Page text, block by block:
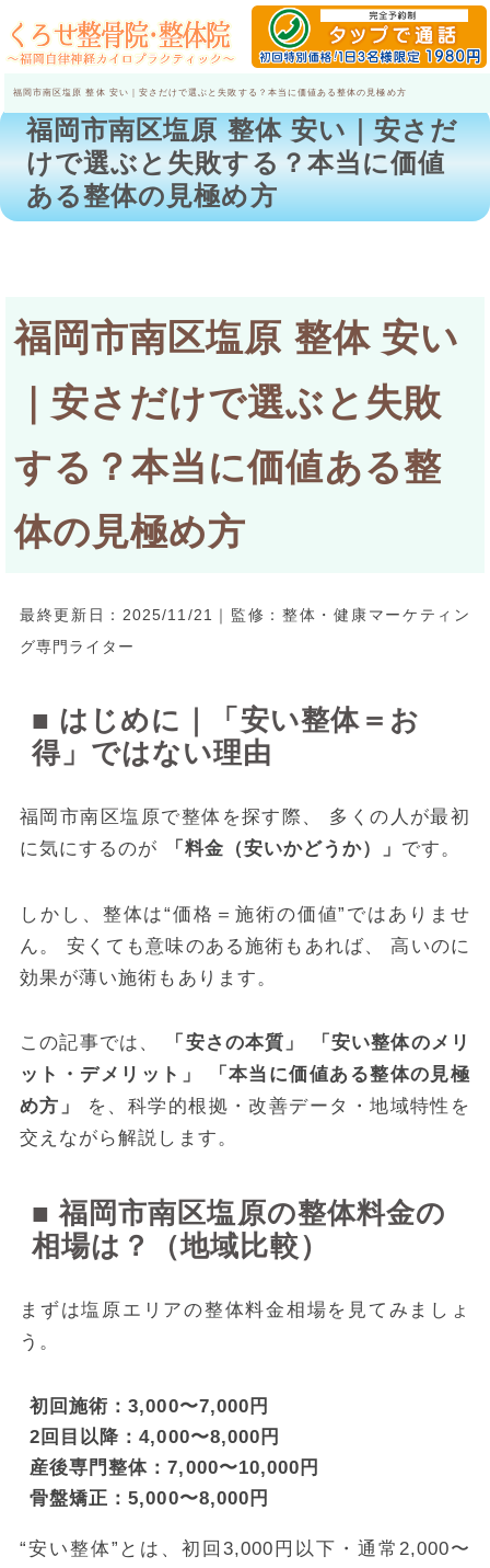
福岡市南区塩原 整体 安い｜安さだけで選ぶと失敗する？本当に価値ある整体の見極め方
福岡市南区塩原 整体 安い｜安さだ
けで選ぶと失敗する？本当に価値
ある整体の見極め方
福岡市南区塩原 整体 安い
｜安さだけで選ぶと失敗
する？本当に価値ある整
体の見極め方
最終更新日：2025/11/21｜監修：整体・健康マーケティン
グ専門ライター
■ はじめに｜「安い整体＝お
得」ではない理由
福岡市南区塩原で整体を探す際、 多くの人が最初
に気にするのが
「料金（安いかどうか）」 です。
しかし、整体は“価格＝施術の価値”ではありませ
ん。 安くても意味のある施術もあれば、 高いのに
効果が薄い施術もあります。
この記事では、 「安さの本質」
「安い整体のメリ
ット・デメリット」
「本当に価値ある整体の見極
め方」
を、科学的根拠・改善データ・地域特性を
交えながら解説します。
■ 福岡市南区塩原の整体料金の
相場は？（地域比較）
まずは塩原エリアの整体料金相場を見てみましょ
う。
初回施術：3,000〜7,000円
2回目以降：4,000〜8,000円
産後専門整体：7,000〜10,000円
骨盤矯正：5,000〜8,000円
“安い整体”とは、初回3,000円以下・通常2,000〜